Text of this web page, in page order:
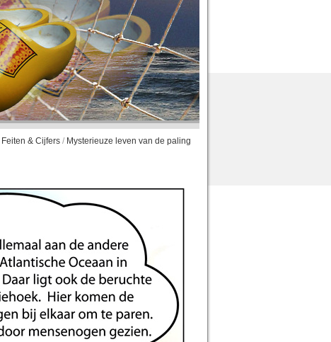
Feiten & Cijfers / Mysterieuze leven van de paling